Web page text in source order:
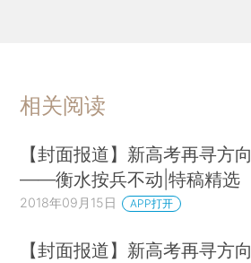
相关阅读
【封面报道】新高考再寻方向
——衡水按兵不动|特稿精选
2018年09月15日 APP打开
【封面报道】新高考再寻方向